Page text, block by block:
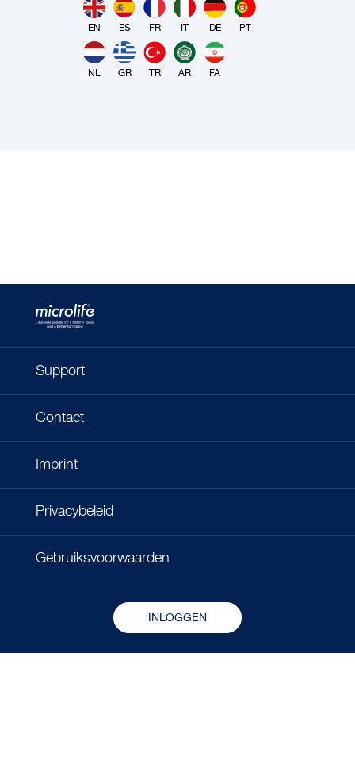
EN ES FR IT DE PT
NL GR TR AR FA
Support
Contact
Imprint
Privacybeleid
Gebruiksvoorwaarden
INLOGGEN